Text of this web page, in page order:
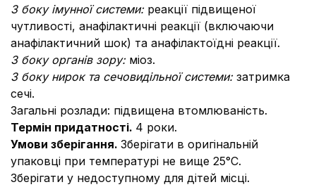
З боку імунної системи: реакції підвищеної
чутливості, анафілактичні реакції (включаючи
анафілактичний шок) та анафілактоїдні реакції.
З боку органів зору: міоз.
З боку нирок та сечовидільної системи: затримка
сечі.
Загальні розлади: підвищена втомлюваність.
Термін придатності. 4 роки.
Умови зберігання. Зберігати в оригінальній
упаковці при температурі не вище 25°С.
Зберігати у недоступному для дітей місці.